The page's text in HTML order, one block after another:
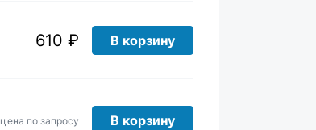
610 ₽ В корзину
цена по запросу В корзину